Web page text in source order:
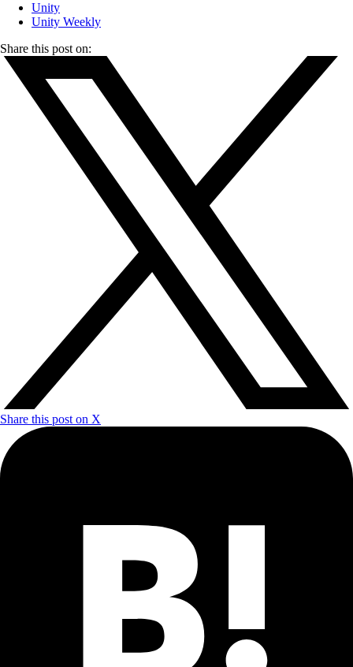
Unity
Unity Weekly
Share this post on:
Share this post on X